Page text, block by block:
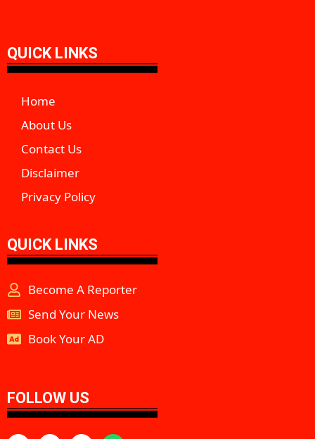
QUICK LINKS
Home
About Us
Contact Us
Disclaimer
Privacy Policy
QUICK LINKS
Become A Reporter
Send Your News
Book Your AD
FOLLOW US